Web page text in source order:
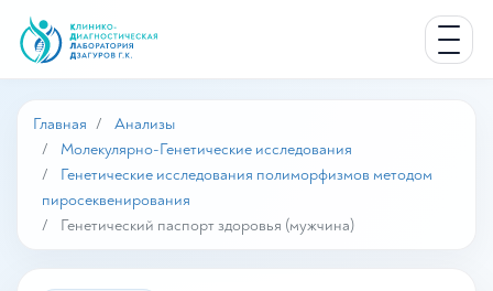
Главная
Анализы
Молекулярно-Генетические исследования
Генетические исследования полиморфизмов методом
пиросеквенирования
Генетический паспорт здоровья (мужчина)